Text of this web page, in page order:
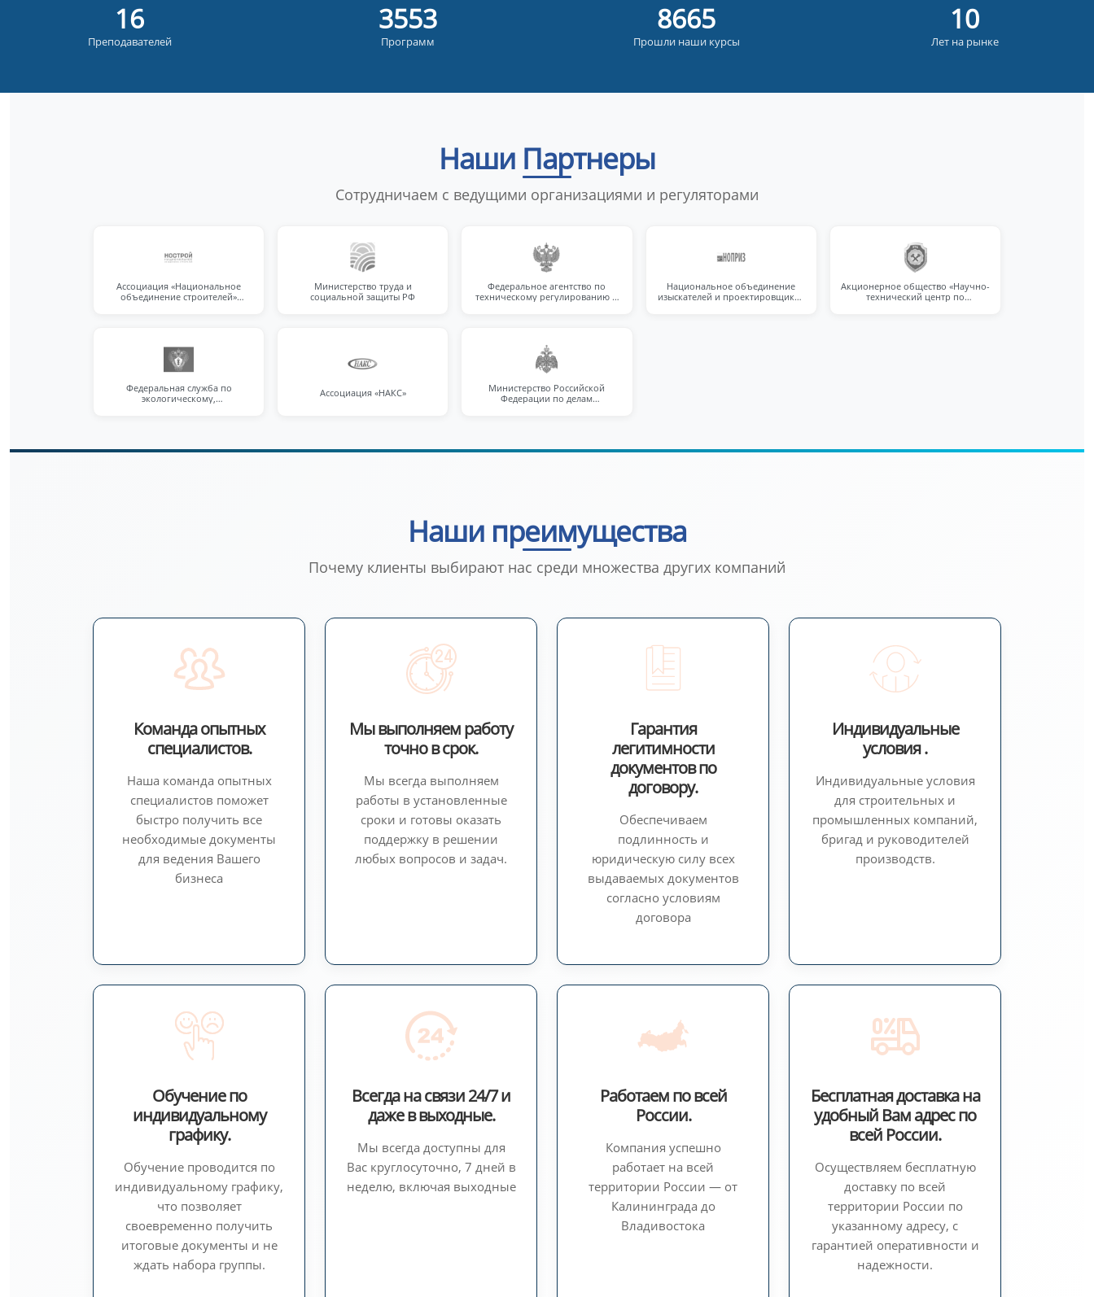
18
Преподавателей
3867
Программ
9433
Прошли наши курсы
11
Лет на рынке
Наши Партнеры
Сотрудничаем с ведущими организациями и регуляторами
Ассоциация «Национальное
объединение строителей»
Министерство труда и
социальной защиты РФ
Федеральное агентство по
техническому регулированию и
Национальное объединение
изыскателей и проектировщиков
Акционерное общество «Научно-
технический центр по
Федеральная служба по
экологическому,
Ассоциация «НАКС»
Министерство Российской
Федерации по делам
Наши преимущества
Почему клиенты выбирают нас среди множества других компаний
Команда опытных
специалистов.
Наша команда опытных
специалистов поможет
быстро получить все
необходимые документы
для ведения Вашего
бизнеса
Мы выполняем работу
точно в срок.
Мы всегда выполняем
работы в установленные
сроки и готовы оказать
поддержку в решении
любых вопросов и задач.
Гарантия
легитимности
документов по
договору.
Обеспечиваем
подлинность и
юридическую силу всех
выдаваемых документов
согласно условиям
договора
Индивидуальные
условия .
Индивидуальные условия
для строительных и
промышленных компаний,
бригад и руководителей
производств.
Обучение по
индивидуальному
графику.
Обучение проводится по
индивидуальному графику,
что позволяет
своевременно получить
итоговые документы и не
ждать набора группы.
Всегда на связи 24/7 и
даже в выходные.
Мы всегда доступны для
Вас круглосуточно, 7 дней в
неделю, включая выходные
Работаем по всей
России.
Компания успешно
работает на всей
территории России — от
Калининграда до
Владивостока
Бесплатная доставка на
удобный Вам адрес по
всей России.
Осуществляем бесплатную
доставку по всей
территории России по
указанному адресу, с
гарантией оперативности и
надежности.